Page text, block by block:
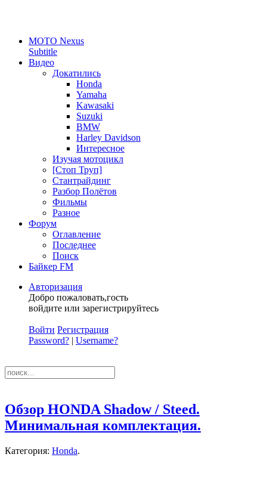
MOTO Nexus
Subtitle
Видео
Докатились
Honda
Yamaha
Kawasaki
Suzuki
BMW
Harley Davidson
Интересное
Изучая мотоцикл
[Стоп Труп]
Стантрайдинг
Разбор Полётов
Фильмы
Разное
Форум
Оглавление
Последнее
Поиск
Байкер FM
Авторизация
Добро пожаловать,гость
войдите или зарегистрируйтесь
Войти Регистрация
Password? | Username?
Обзор HONDA Shadow / Steed.
Минимальная комплектация.
Категория: Honda.